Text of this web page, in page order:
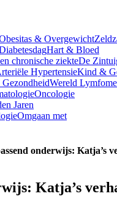
& Overgewicht
Hart & Bloed
chronische ziekteDe
HypertensieKind &
Wereld
Oncologie
Jaren
Omgaan met
onderwijs: Katja’s
Katja’s